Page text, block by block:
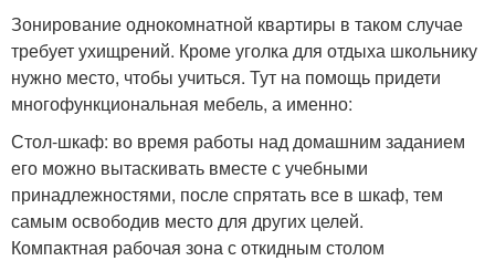
Зонирование однокомнатной квартиры в таком случае
требует ухищрений. Кроме уголка для отдыха школьнику
нужно место, чтобы учиться. Тут на помощь придети
многофункциональная мебель, а именно:
Стол-шкаф: во время работы над домашним заданием
его можно вытаскивать вместе с учебными
принадлежностями, после спрятать все в шкаф, тем
самым освободив место для других целей.
Компактная рабочая зона с откидным столом